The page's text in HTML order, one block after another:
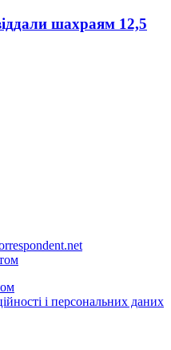
шахраям 12,5
і персональних даних